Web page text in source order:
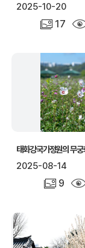
2025-10-20
사진 개수 17 조회
태화강국가정원의 무
2025-08-14
사진 개수 9 조회수